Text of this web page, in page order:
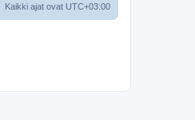
Kaikki ajat ovat UTC+03:00